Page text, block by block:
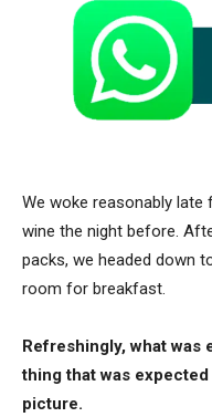
We woke reasonably
wine the night before.
packs, we headed down
room for breakfast.
Refreshingly, what was
thing that was
picture.